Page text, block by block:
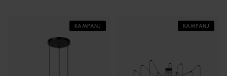
KAMPANJ KAMPANJ